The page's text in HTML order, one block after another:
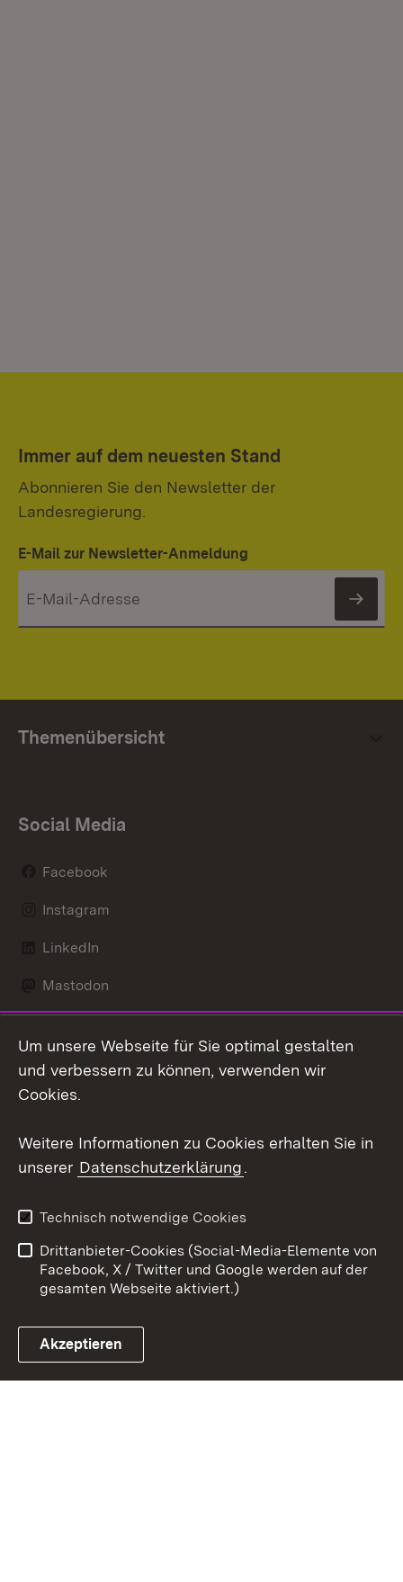
Immer auf dem neuesten Stand
Abonnieren Sie den Newsletter der
Landesregierung.
E-Mail zur Newsletter-Anmeldung
Themenübersicht
Social Media
Facebook
Instagram
LinkedIn
Mastodon
X / Twitter
Youtube
Link zum Landesportal
Kontakt
Datenschutz
Barrierefreiheit
Impressum Cookies
Um unsere Webseite für Sie optimal gestalten
und verbessern zu können, verwenden wir
Cookies.
Weitere Informationen zu Cookies erhalten Sie in
unserer Datenschutzerklärung.
Technisch notwendige Cookies
Drittanbieter-Cookies (Social-Media-Elemente von
Facebook, X / Twitter und Google werden auf der
gesamten Webseite aktiviert.)
Akzeptieren